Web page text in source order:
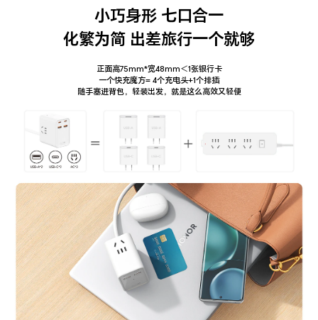
小巧身形 七口合一
化繁为简 出差旅行一个就够
正面高75mm*宽48mm＜1张银行卡
一个快充魔方= 4个充电头+1个排插
随手塞进背包，轻装出发，就是这么高效又轻便